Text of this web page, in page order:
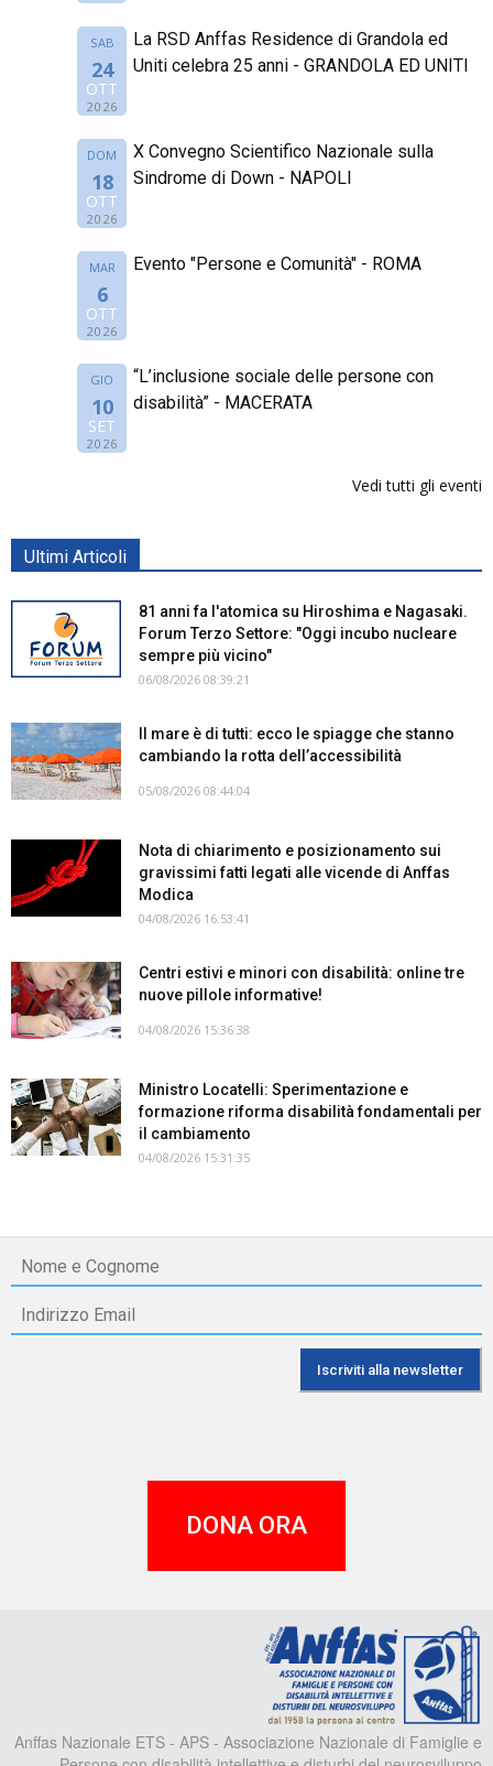
SAB
24
OTT
2026
La RSD Anffas Residence di Grandola ed
Uniti celebra 25 anni - GRANDOLA ED UNITI
DOM
18
OTT
2026
X Convegno Scientifico Nazionale sulla
Sindrome di Down - NAPOLI
MAR
6
OTT
2026
Evento "Persone e Comunità" - ROMA
GIO
10
SET
2026
“L’inclusione sociale delle persone con
disabilità” - MACERATA
Vedi tutti gli eventi
Ultimi Articoli
81 anni fa l'atomica su Hiroshima e Nagasaki.
Forum Terzo Settore: "Oggi incubo nucleare
sempre più vicino"
06/08/2026 08:39:21
Il mare è di tutti: ecco le spiagge che stanno
cambiando la rotta dell’accessibilità
05/08/2026 08:44:04
Nota di chiarimento e posizionamento sui
gravissimi fatti legati alle vicende di Anffas
Modica
04/08/2026 16:53:41
Centri estivi e minori con disabilità: online tre
nuove pillole informative!
04/08/2026 15:36:38
Ministro Locatelli: Sperimentazione e
formazione riforma disabilità fondamentali per
il cambiamento
04/08/2026 15:31:35
DONA ORA
Anffas Nazionale ETS - APS - Associazione Nazionale di Famiglie e